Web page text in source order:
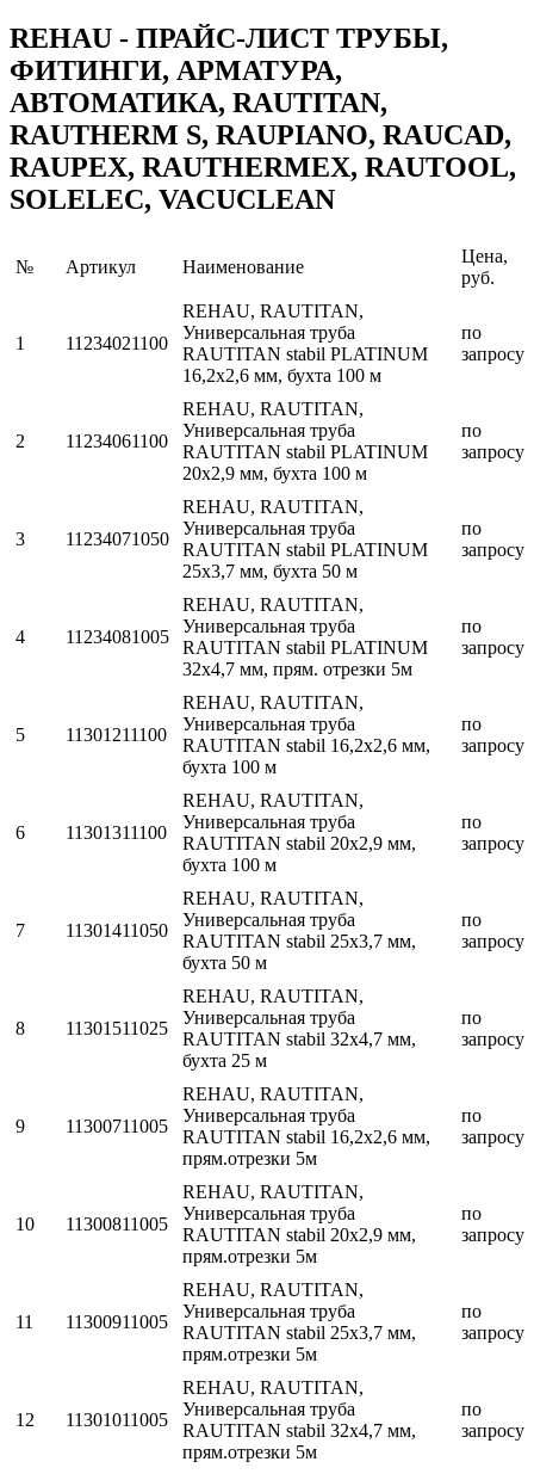
REHAU - ПРАЙС-ЛИСТ ТРУБЫ,
ФИТИНГИ, АРМАТУРА,
АВТОМАТИКА, RAUTITAN,
RAUTHERM S, RAUPIANO, RAUCAD,
RAUPEX, RAUTHERMEX, RAUTOOL,
SOLELEC, VACUCLEAN
№ Артикул Наименование
Цена,
руб.
1 11234021100
REHAU, RAUTITAN,
Универсальная труба
RAUTITAN stabil PLATINUM
16,2х2,6 мм, бухта 100 м
по
запросу
2 11234061100
REHAU, RAUTITAN,
Универсальная труба
RAUTITAN stabil PLATINUM
20х2,9 мм, бухта 100 м
по
запросу
3 11234071050
REHAU, RAUTITAN,
Универсальная труба
RAUTITAN stabil PLATINUM
25х3,7 мм, бухта 50 м
по
запросу
4 11234081005
REHAU, RAUTITAN,
Универсальная труба
RAUTITAN stabil PLATINUM
32х4,7 мм, прям. отрезки 5м
по
запросу
5 11301211100
REHAU, RAUTITAN,
Универсальная труба
RAUTITAN stabil 16,2х2,6 мм,
бухта 100 м
по
запросу
6 11301311100
REHAU, RAUTITAN,
Универсальная труба
RAUTITAN stabil 20х2,9 мм,
бухта 100 м
по
запросу
7 11301411050
REHAU, RAUTITAN,
Универсальная труба
RAUTITAN stabil 25х3,7 мм,
бухта 50 м
по
запросу
8 11301511025
REHAU, RAUTITAN,
Универсальная труба
RAUTITAN stabil 32х4,7 мм,
бухта 25 м
по
запросу
9 11300711005
REHAU, RAUTITAN,
Универсальная труба
RAUTITAN stabil 16,2х2,6 мм,
прям.отрезки 5м
по
запросу
10 11300811005
REHAU, RAUTITAN,
Универсальная труба
RAUTITAN stabil 20х2,9 мм,
прям.отрезки 5м
по
запросу
11 11300911005
REHAU, RAUTITAN,
Универсальная труба
RAUTITAN stabil 25х3,7 мм,
прям.отрезки 5м
по
запросу
12 11301011005
REHAU, RAUTITAN,
Универсальная труба
RAUTITAN stabil 32х4,7 мм,
прям.отрезки 5м
по
запросу